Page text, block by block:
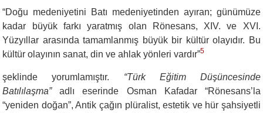
“Doğu medeniyetini Batı medeniyetinden ayıran; günümüze
kadar büyük farkı yaratmış olan Rönesans, XIV. ve XVI.
Yüzyıllar arasında tamamlanmış büyük bir kültür olayıdır. Bu
kültür olayının sanat, din ve ahlak yönleri vardır”5
şeklinde yorumlamıştır. “Türk Eğitim Düşüncesinde
Batılılaşma”adlı eserinde Osman Kafadar “Rönesans’la
“yeniden doğan”, Antik çağın plüralist, estetik ve hür şahsiyetli